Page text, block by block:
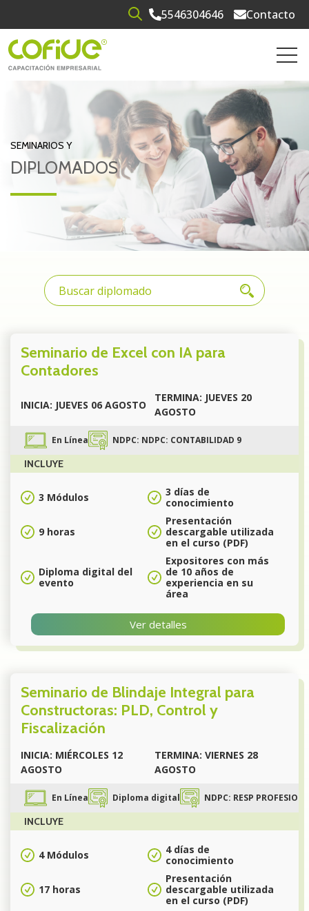
Open search5546304646 Contacto
SEMINARIOS Y
DIPLOMADOS
Seminario de Excel con IA para
Contadores
INICIA: JUEVES 06 AGOSTO
TERMINA: JUEVES 20
AGOSTO
En Línea NDPC: NDPC: CONTABILIDAD 9
INCLUYE
3 Módulos
3 días de
conocimiento
9 horas
Presentación
descargable utilizada
en el curso (PDF)
Diploma digital del
evento
Expositores con más
de 10 años de
experiencia en su
área
Ver detalles
Seminario de Blindaje Integral para
Constructoras: PLD, Control y
Fiscalización
INICIA: MIÉRCOLES 12
AGOSTO
TERMINA: VIERNES 28
AGOSTO
En Línea Diploma digital NDPC: RESP
INCLUYE
4 Módulos
4 días de
conocimiento
17 horas
Presentación
descargable utilizada
en el curso (PDF)